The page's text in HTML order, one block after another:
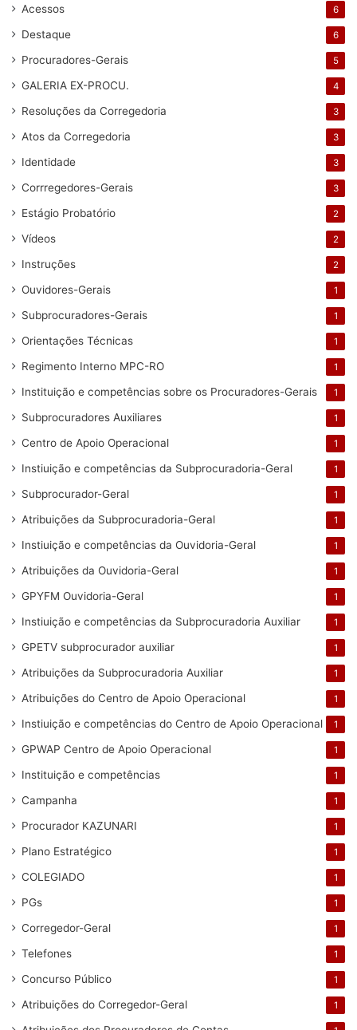
Acessos 6
Destaque 6
Procuradores-Gerais 5
GALERIA EX-PROCU. 4
Resoluções da Corregedoria 3
Atos da Corregedoria 3
Identidade 3
Corrregedores-Gerais 3
Estágio Probatório 2
Vídeos 2
Instruções 2
Ouvidores-Gerais 1
Subprocuradores-Gerais 1
Orientações Técnicas 1
Regimento Interno MPC-RO 1
Instituição e competências sobre os Procuradores-Gerais 1
Subprocuradores Auxiliares 1
Centro de Apoio Operacional 1
Instiuição e competências da Subprocuradoria-Geral 1
Subprocurador-Geral 1
Atribuições da Subprocuradoria-Geral 1
Instiuição e competências da Ouvidoria-Geral 1
Atribuições da Ouvidoria-Geral 1
GPYFM Ouvidoria-Geral 1
Instiuição e competências da Subprocuradoria Auxiliar 1
GPETV subprocurador auxiliar 1
Atribuições da Subprocuradoria Auxiliar 1
Atribuições do Centro de Apoio Operacional 1
Instiuição e competências do Centro de Apoio Operacional 1
GPWAP Centro de Apoio Operacional 1
Instituição e competências 1
Campanha 1
Procurador KAZUNARI 1
Plano Estratégico 1
COLEGIADO 1
PGs 1
Corregedor-Geral 1
Telefones 1
Concurso Público 1
Atribuições do Corregedor-Geral 1